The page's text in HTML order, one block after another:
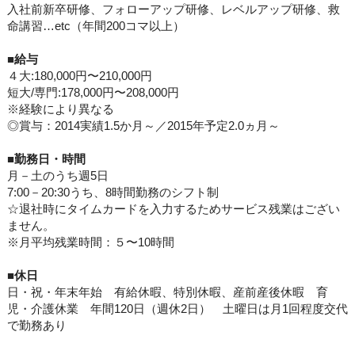
入社前新卒研修、フォローアップ研修、レベルアップ研修、救
命講習…etc（年間200コマ以上）
■給与
４大:180,000円〜210,000円
短大/専門:178,000円〜208,000円
※経験により異なる
◎賞与：2014実績1.5か月～／2015年予定2.0ヵ月～
■勤務日・時間
月－土のうち週5日
7:00－20:30うち、8時間勤務のシフト制
☆退社時にタイムカードを入力するためサービス残業はござい
ません。
※月平均残業時間：５〜10時間
■休日
日・祝・年末年始 有給休暇、特別休暇、産前産後休暇 育
児・介護休業 年間120日（週休2日） 土曜日は月1回程度交代
で勤務あり